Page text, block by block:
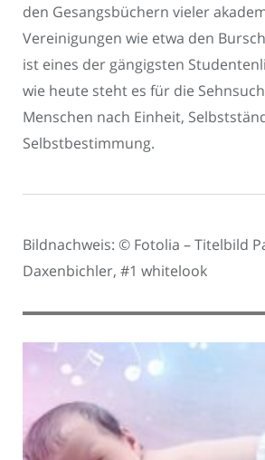
den Gesangsbüchern vieler
Vereinigungen wie etwa den
ist eines der gängigsten
wie heute steht es für die
Menschen nach Einheit,
Selbstbestimmung.
Bildnachweis: © Fotolia – Titelbild
Daxenbichler, #1 whitelook